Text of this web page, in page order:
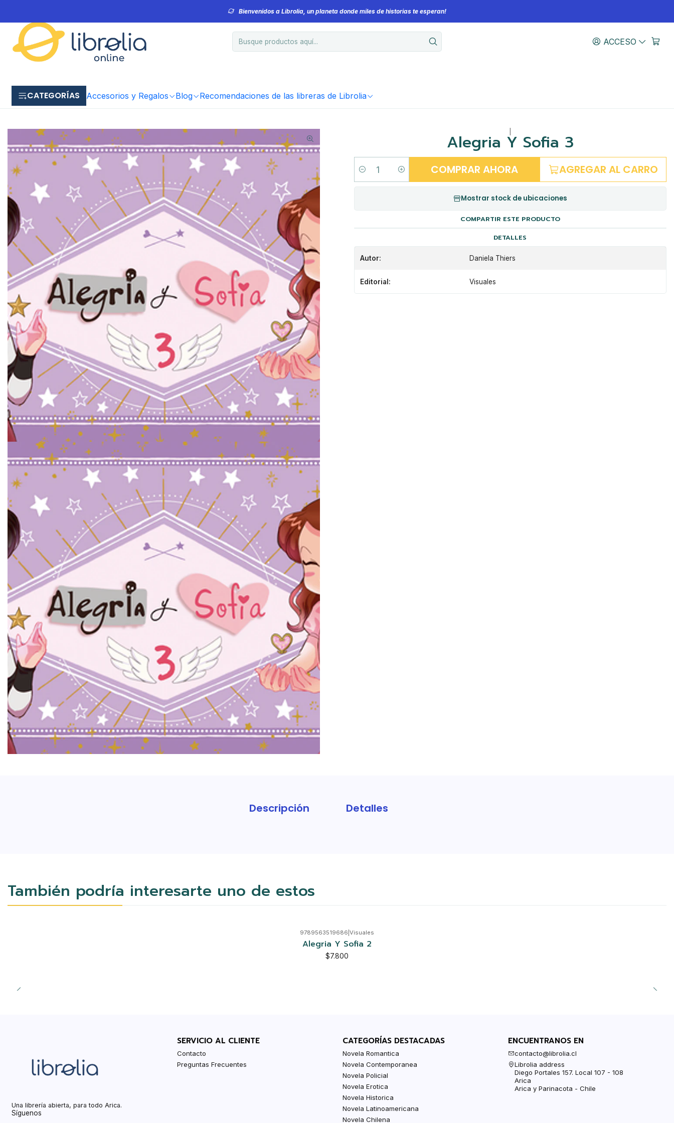
ACCESO
CATEGORÍAS Accesorios y Regalos Blog Recomendaciones de las libreras de Librolia
Bienvenidos a Librolia, un planeta donde miles de historias te esperan!
Alegria Y Sofia 3
Cantidad AGREGAR AL CARRO
COMPRAR AHORA
Mostrar stock de ubicaciones
COMPARTIR ESTE PRODUCTO
DETALLES
Autor: Daniela Thiers
Editorial: Visuales
Descripción Detalles
También podría interesarte uno de estos
9789563519686 Visuales
Alegria Y Sofia 2
$7.800
Una librería abierta, para todo Arica.
Síguenos
SERVICIO AL CLIENTE
Contacto
Preguntas Frecuentes
CATEGORÍAS DESTACADAS
Novela Romantica
Novela Contemporanea
Novela Policial
Novela Erotica
Novela Historica
Novela Latinoamericana
Novela Chilena
ENCUENTRANOS EN
contacto@librolia.cl
Librolia address
Diego Portales 157. Local 107 - 108
Arica
Arica y Parinacota - Chile